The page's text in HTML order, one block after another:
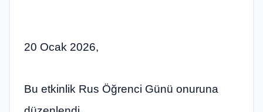
20 Ocak 2026,
Bu etkinlik Rus Öğrenci Günü onuruna